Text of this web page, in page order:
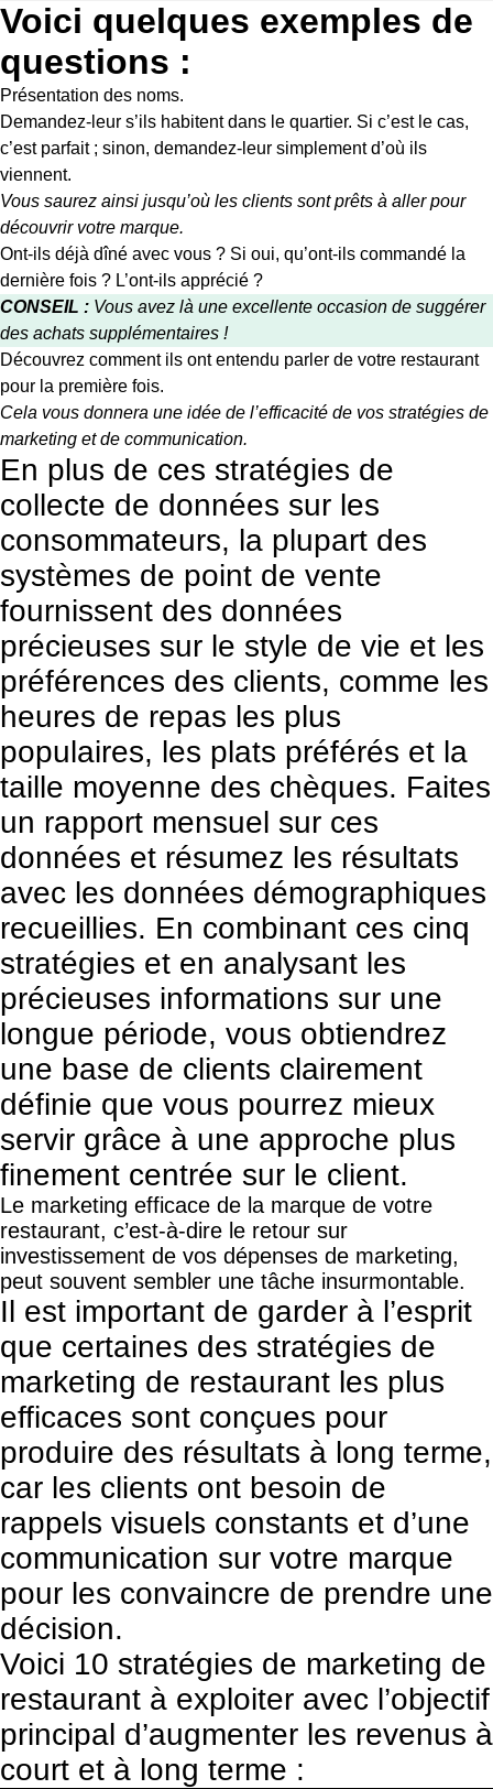
Voici quelques exemples de
questions :
Présentation des noms.
Demandez-leur s’ils habitent dans le quartier. Si c’est le cas,
c’est parfait ; sinon, demandez-leur simplement d’où ils
viennent.
Vous saurez ainsi jusqu’où les clients sont prêts à aller pour
découvrir votre marque.
Ont-ils déjà dîné avec vous ? Si oui, qu’ont-ils commandé la
dernière fois ? L’ont-ils apprécié ?
CONSEIL : Vous avez là une excellente occasion de suggérer
des achats supplémentaires !
Découvrez comment ils ont entendu parler de votre restaurant
pour la première fois.
Cela vous donnera une idée de l’efficacité de vos stratégies de
marketing et de communication.
En plus de ces stratégies de
collecte de données sur les
consommateurs, la plupart des
systèmes de point de vente
fournissent des données
précieuses sur le style de vie et les
préférences des clients, comme les
heures de repas les plus
populaires, les plats préférés et la
taille moyenne des chèques. Faites
un rapport mensuel sur ces
données et résumez les résultats
avec les données démographiques
recueillies. En combinant ces cinq
stratégies et en analysant les
précieuses informations sur une
longue période, vous obtiendrez
une base de clients clairement
définie que vous pourrez mieux
servir grâce à une approche plus
finement centrée sur le client.
Le marketing efficace de la marque de votre
restaurant, c’est-à-dire le retour sur
investissement de vos dépenses de marketing,
peut souvent sembler une tâche insurmontable.
Il est important de garder à l’esprit
que certaines des stratégies de
marketing de restaurant les plus
efficaces sont conçues pour
produire des résultats à long terme,
car les clients ont besoin de
rappels visuels constants et d’une
communication sur votre marque
pour les convaincre de prendre une
décision.
Voici 10 stratégies de marketing de
restaurant à exploiter avec l’objectif
principal d’augmenter les revenus à
court et à long terme :